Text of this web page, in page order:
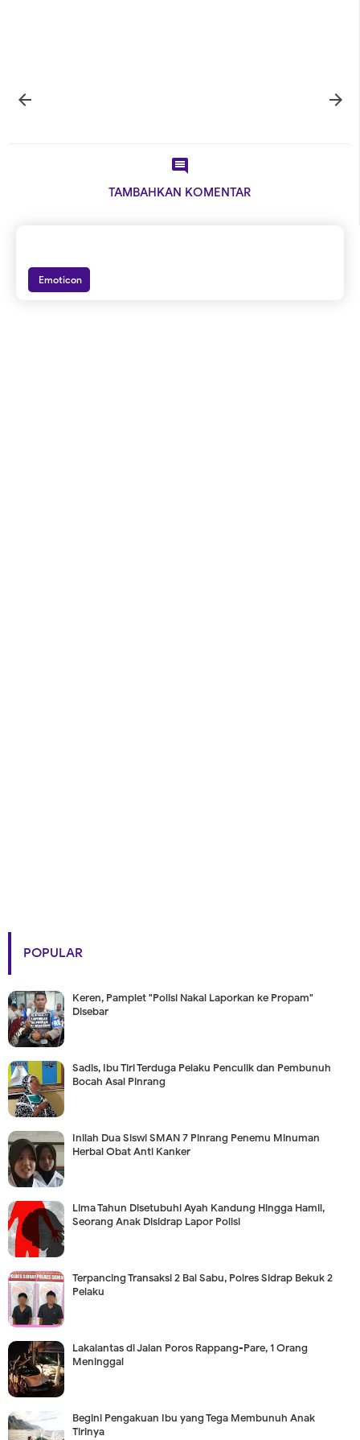
 

TAMBAHKAN KOMENTAR
Emoticon
POPULAR
Keren, Pamplet "Polisi Nakal Laporkan ke Propam"
Disebar
Sadis, Ibu Tiri Terduga Pelaku Penculik dan Pembunuh
Bocah Asal Pinrang
Inilah Dua Siswi SMAN 7 Pinrang Penemu Minuman
Herbal Obat Anti Kanker
Lima Tahun Disetubuhi Ayah Kandung Hingga Hamil,
Seorang Anak Disidrap Lapor Polisi
Terpancing Transaksi 2 Bal Sabu, Polres Sidrap Bekuk 2
Pelaku
Lakalantas di Jalan Poros Rappang-Pare, 1 Orang
Meninggal
Begini Pengakuan Ibu yang Tega Membunuh Anak
Tirinya